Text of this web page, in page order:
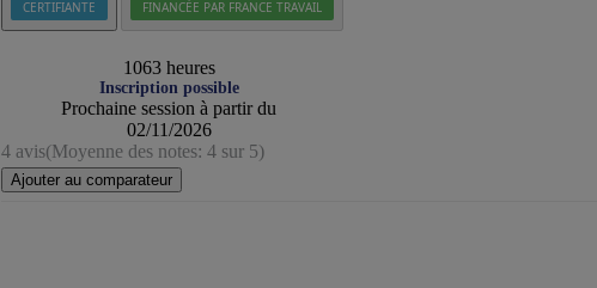
CERTIFIANTE FINANCÉE PAR FRANCE TRAVAIL
1063 heures
Inscription possible
Prochaine session à partir du
02/11/2026
4 avis(Moyenne des notes: 4 sur 5)
Ajouter au comparateur